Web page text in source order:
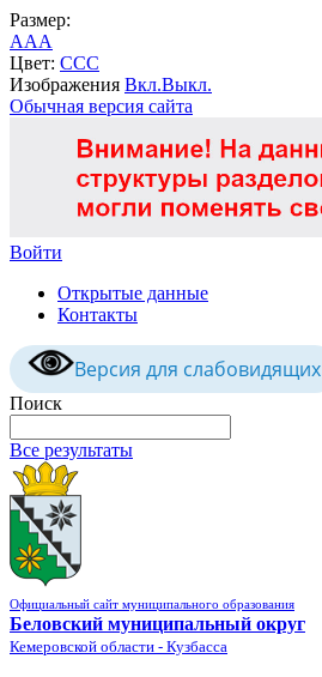
Размер:
AAA
Цвет: CCC
Изображения Вкл.Выкл.
Обычная версия сайта
Войти
Открытые данные
Контакты
Версия для слабовидящих
Поиск
Все результаты
Официальный сайт муниципального образования
Беловский муниципальный округ
Кемеровской области - Кузбасса